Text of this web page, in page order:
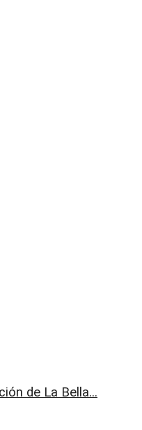
de La Bella...